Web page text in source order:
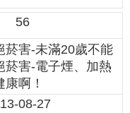
56
菸害-未滿20歲不能
菸害-電子煙、加熱
啊！
08-27